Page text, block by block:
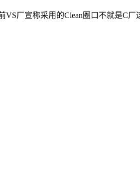
厂宣称采用的Clean圈口不就是C